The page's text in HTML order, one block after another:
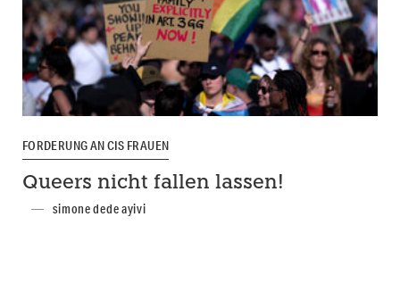
FORDERUNG AN CIS FRAUEN
Queers nicht fallen lassen!
simone dede ayivi